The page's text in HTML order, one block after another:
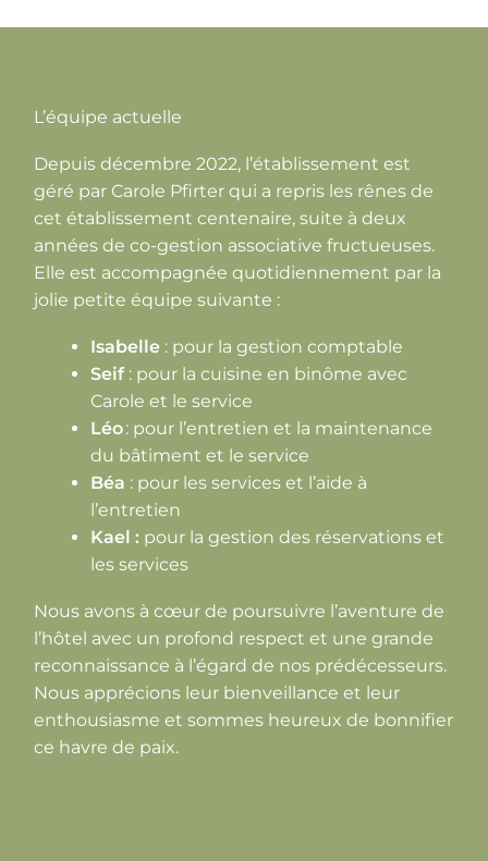
L’équipe actuelle
Depuis décembre 2022, l’établissement est
géré par Carole Pfirter qui a repris les rênes de
cet établissement centenaire, suite à deux
années de co-gestion associative fructueuses.
Elle est accompagnée quotidiennement par la
jolie petite équipe suivante :
Isabelle : pour la gestion comptable
Seif: pour la cuisine en binôme avec
Carole et le service
Léo: pour l’entretien et la maintenance
du bâtiment et le service
Béa : pour les services et l’aide à
l’entretien
Kael : pour la gestion des réservations et
les services
Nous avons à cœur de poursuivre l’aventure de
l’hôtel avec un profond respect et une grande
reconnaissance à l’égard de nos prédécesseurs.
Nous apprécions leur bienveillance et leur
enthousiasme et sommes heureux de bonnifier
ce havre de paix.